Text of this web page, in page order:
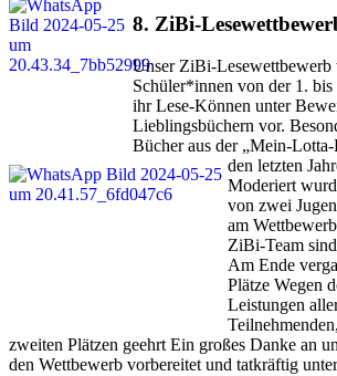
8. ZiBi-
Unser ZiBi-
Schüler*innen von der 1. bis
ihr Lese-Können unter
Lieblingsbüchern vor.
Bücher aus der „Mein-
den letzten
Moderiert
von zwei
am
ZiBi-Team
Am Ende
Plätze Wegen
Leistungen
zweiten Plätzen geehrt Ein großes Danke an
den Wettbewerb vorbereitet und tatkräftig